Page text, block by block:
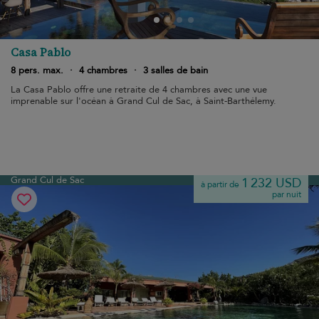
Casa Pablo
8 pers. max. · 4 chambres · 3 salles de bain
La Casa Pablo offre une retraite de 4 chambres avec une vue
imprenable sur l'océan à Grand Cul de Sac, à Saint-Barthélemy.
Grand Cul de Sac à partir de 1 232 USD
par nuit